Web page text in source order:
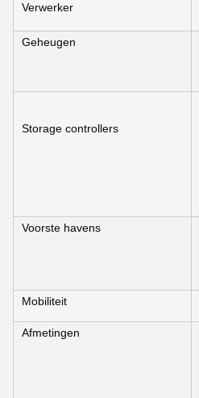
Verwerker
Geheugen
Storage controllers
Voorste havens
Mobiliteit
Afmetingen